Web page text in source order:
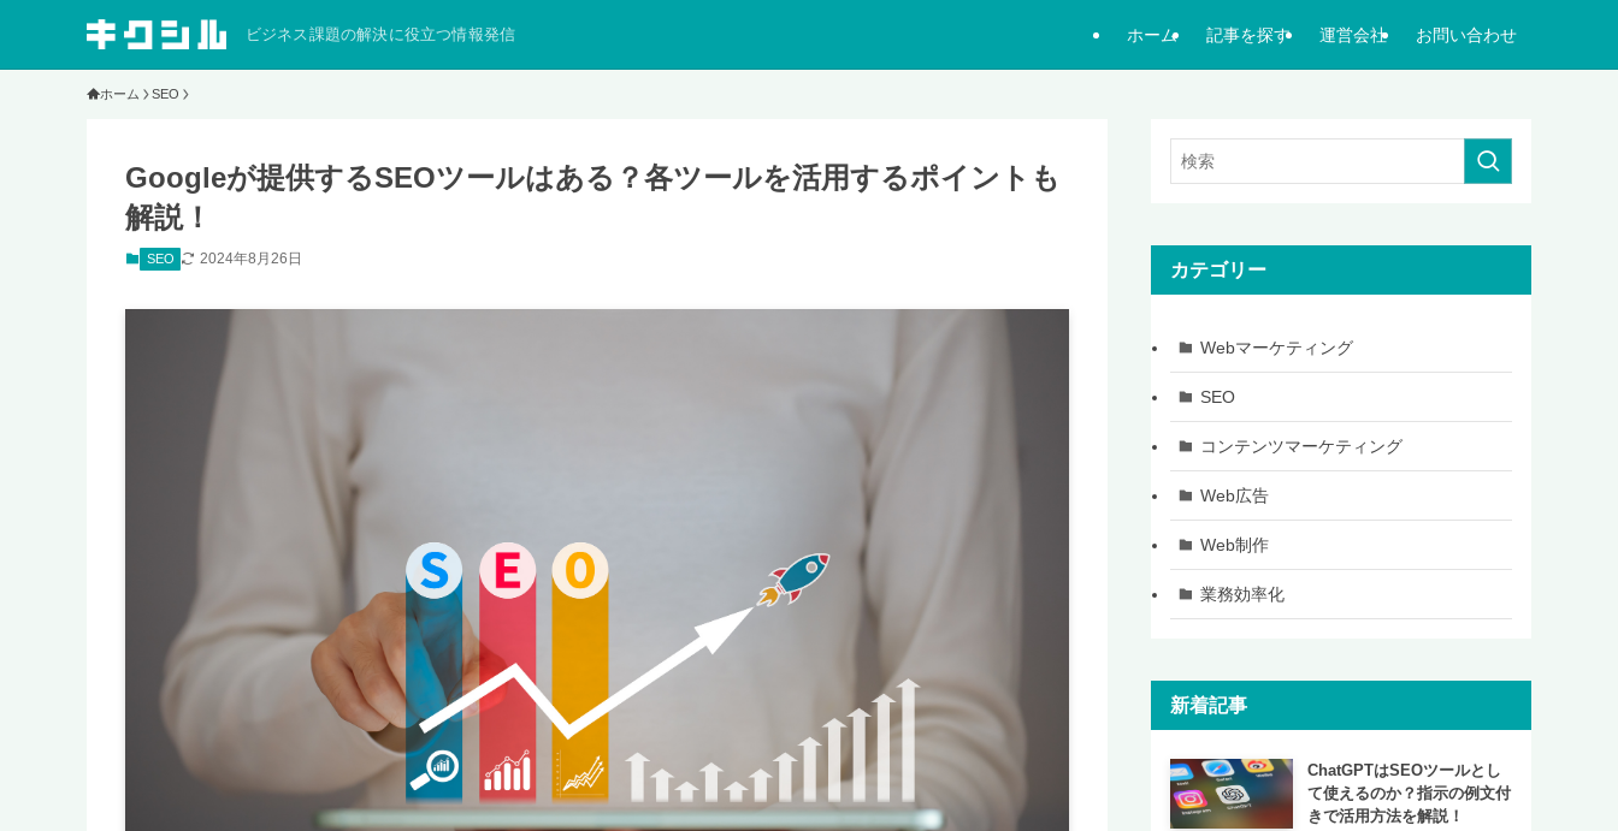
ビジネス課題の解決に役立つ情報発信 ホーム 記事を探す 運営会社 お問い合わせ
ホーム SEO
Googleが提供するSEOツールはある？各ツールを活用するポイントも
解説！
SEO 2024年8月26日
カテゴリー
Webマーケティング
SEO
コンテンツマーケティング
Web広告
Web制作
業務効率化
新着記事
ChatGPTはSEOツールとし
て使えるのか？指示の例文付
きで活用方法を解説！